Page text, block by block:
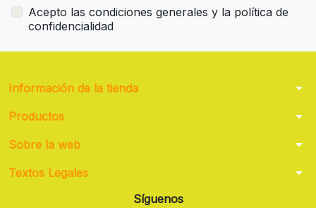
Acepto las condiciones generales y la política de
confidencialidad
Información de la tienda arrow_drop_down
Productos arrow_drop_down
Sobre la web arrow_drop_down
Textos Legales arrow_drop_down
Síguenos